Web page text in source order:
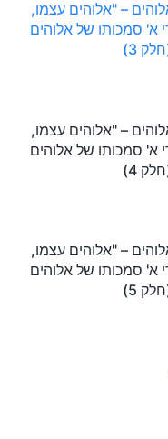
– "אלוהים עצמו,
א' סמכותו של אלוהים
3)
– "אלוהים עצמו,
א' סמכותו של אלוהים
4)
– "אלוהים עצמו,
א' סמכותו של אלוהים
5)